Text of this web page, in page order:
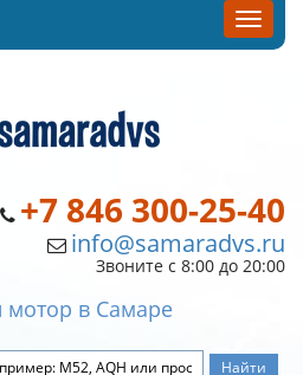
+7 846 300-25-40
info@samaradvs.ru
Звоните с 8:00 до 20:00
мотор в Самаре